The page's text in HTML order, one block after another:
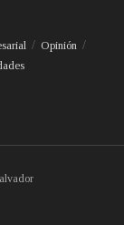
Opinión